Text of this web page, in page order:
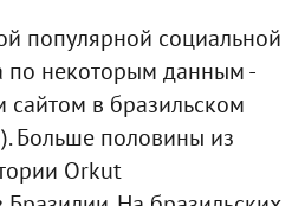
популярной социальной
по некоторым данным -
в бразильском
Больше половины из
Orkut